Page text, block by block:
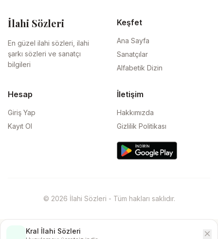
İlahi Sözleri
En güzel ilahi sözleri, ilahi
şarkı sözleri ve sanatçı
bilgileri
Keşfet
Ana Sayfa
Sanatçılar
Alfabetik Dizin
Hesap
Giriş Yap
Kayıt Ol
İletişim
Hakkımızda
Gizlilik Politikası
© 2026 İlahi Sözleri - Tüm hakları saklıdır.
Kral İlahi Sözleri close